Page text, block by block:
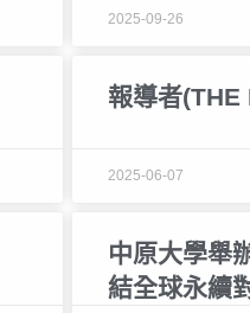
2025-09-26
報導者(THE
2025-06-07
中原大學舉
結全球永續